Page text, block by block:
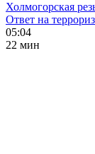
Холмогорская
Ответ на
05:04
22 мин